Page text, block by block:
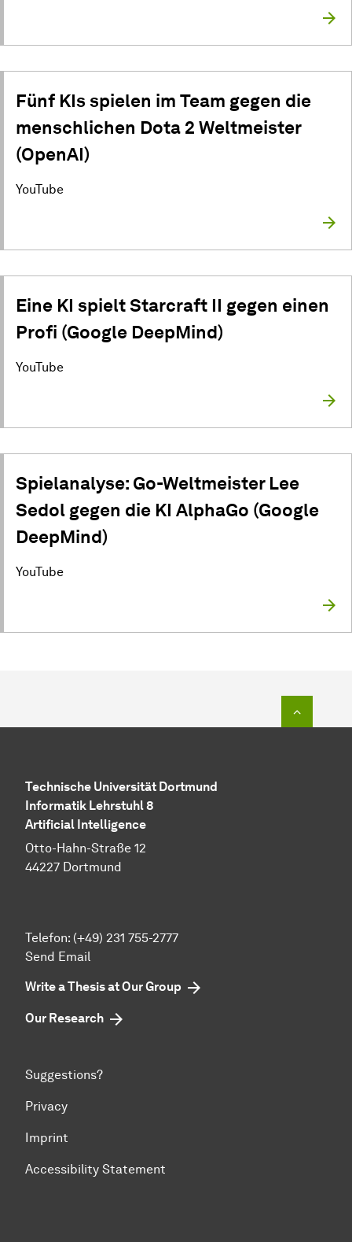
Fünf KIs spielen im Team gegen die
menschlichen Dota 2 Weltmeister
(OpenAI)
YouTube
Eine KI spielt Starcraft II gegen einen
Profi (Google DeepMind)
YouTube
Spielanalyse: Go-Weltmeister Lee
Sedol gegen die KI AlphaGo (Google
DeepMind)
YouTube
Technische Universität Dortmund
Informatik Lehrstuhl 8
Artificial Intelligence
Otto-Hahn-Straße 12
44227 Dortmund
Telefon: (+49) 231 755-2777
Send Email
Write a Thesis at Our Group
Our Research
Suggestions?
Privacy
Imprint
Accessibility Statement